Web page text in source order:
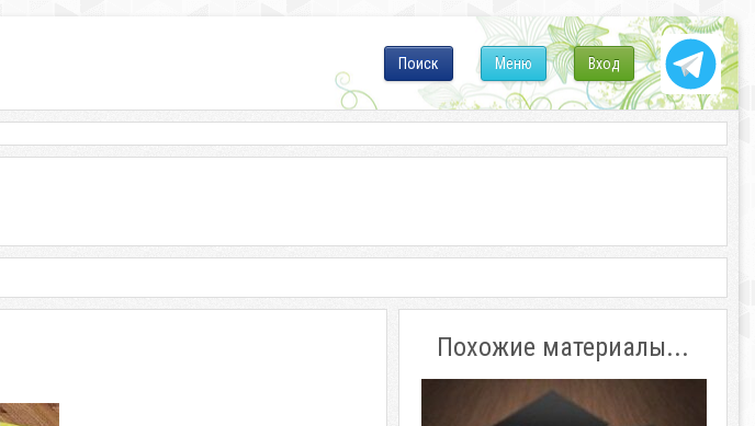
Вход
Меню
Поиск
Похожие материалы...